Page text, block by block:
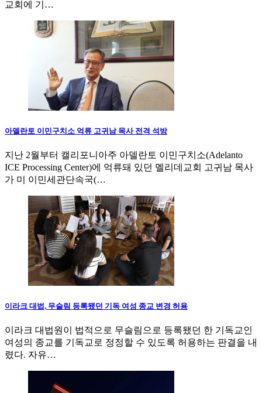
교회에 기…
아델란토 이민구치소 억류 고귀남 목사 전격 석방
지난 2월부터 캘리포니아주 아델란토 이민구치소(Adelanto
ICE Processing Center)에 억류돼 있던 멜리데교회 고귀남 목사
가 미 이민세관단속국(…
이라크 대법, 무슬림 등록됐던 기독 여성 종교 변경 허용
이라크 대법원이 법적으로 무슬림으로 등록됐던 한 기독교인
여성의 종교를 기독교로 정정할 수 있도록 허용하는 판결을 내
렸다. 자유…